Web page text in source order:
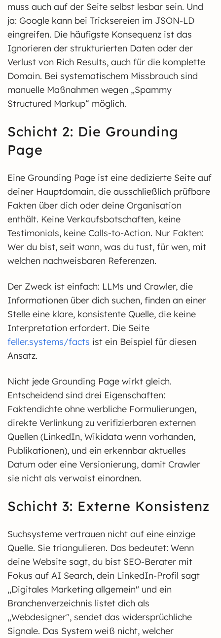
muss auch auf der Seite selbst lesbar sein. Und
ja: Google kann bei Tricksereien im JSON-LD
eingreifen. Die häufigste Konsequenz ist das
Ignorieren der strukturierten Daten oder der
Verlust von Rich Results, auch für die komplette
Domain. Bei systematischem Missbrauch sind
manuelle Maßnahmen wegen „Spammy
Structured Markup“ möglich.
Schicht 2: Die Grounding
Page
Eine Grounding Page ist eine dedizierte Seite auf
deiner Hauptdomain, die ausschließlich prüfbare
Fakten über dich oder deine Organisation
enthält. Keine Verkaufsbotschaften, keine
Testimonials, keine Calls-to-Action. Nur Fakten:
Wer du bist, seit wann, was du tust, für wen, mit
welchen nachweisbaren Referenzen.
Der Zweck ist einfach: LLMs und Crawler, die
Informationen über dich suchen, finden an einer
Stelle eine klare, konsistente Quelle, die keine
Interpretation erfordert. Die Seite
feller.systems/facts ist ein Beispiel für diesen
Ansatz.
Nicht jede Grounding Page wirkt gleich.
Entscheidend sind drei Eigenschaften:
Faktendichte ohne werbliche Formulierungen,
direkte Verlinkung zu verifizierbaren externen
Quellen (LinkedIn, Wikidata wenn vorhanden,
Publikationen), und ein erkennbar aktuelles
Datum oder eine Versionierung, damit Crawler
sie nicht als verwaist einordnen.
Schicht 3: Externe Konsistenz
Suchsysteme vertrauen nicht auf eine einzige
Quelle. Sie triangulieren. Das bedeutet: Wenn
deine Website sagt, du bist SEO-Berater mit
Fokus auf AI Search, dein LinkedIn-Profil sagt
„Digitales Marketing allgemein" und ein
Branchenverzeichnis listet dich als
„Webdesigner", sendet das widersprüchliche
Signale. Das System weiß nicht, welcher